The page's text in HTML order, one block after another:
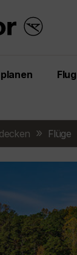
Flüge